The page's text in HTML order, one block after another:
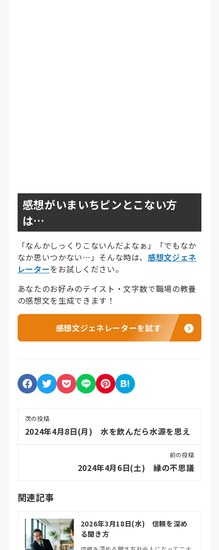
感想がいまいちピンとこない方
は…
「なんかしっくりこないんだよなぁ」「でもなか
なか思いつかない…」そんな時は、感想文ジェネ
レーターをお試しください。
あなたのお好みのテイスト・文字数で職場の教養
の感想文を生成できます！
感想文ジェネレーターを試す
次の投稿
2024年4月8日(月) 水を飲んだら水源を思え
前の投稿
2024年4月6日(土) 縁の不思議
関連記事
2026年3月18日(水) 信頼を深め
る聞き方